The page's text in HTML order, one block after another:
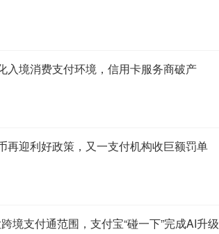
入境消费支付环境，信用卡服务商破产
再迎利好政策，又一支付机构收巨额罚单
境支付通范围，支付宝“碰一下”完成AI升级